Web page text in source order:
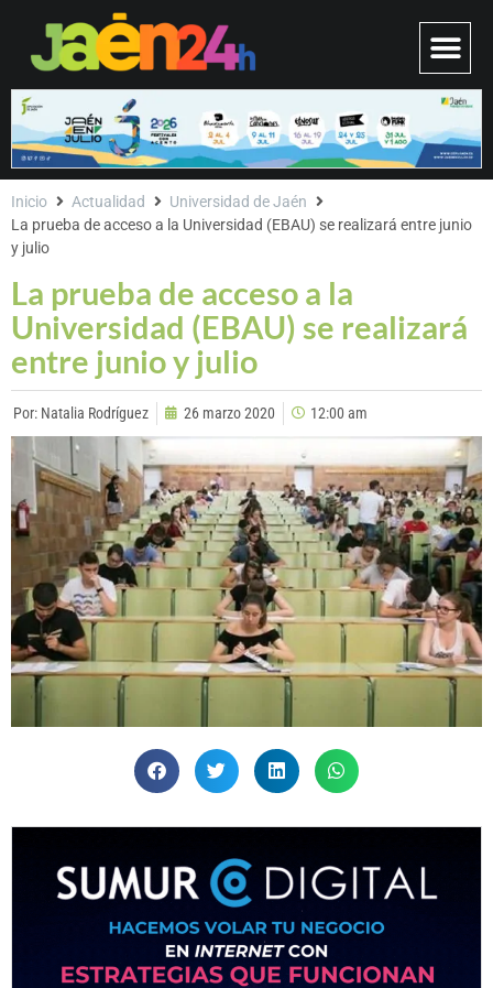
La prueba de acceso a la
Universidad (EBAU) se realizará
entre junio y julio
Inicio Actualidad
Universidad de Jaén
La prueba de acceso a la Universidad (EBAU) se realizará entre junio
y julio
Por: Natalia Rodríguez 26 marzo 2020 12:00 am